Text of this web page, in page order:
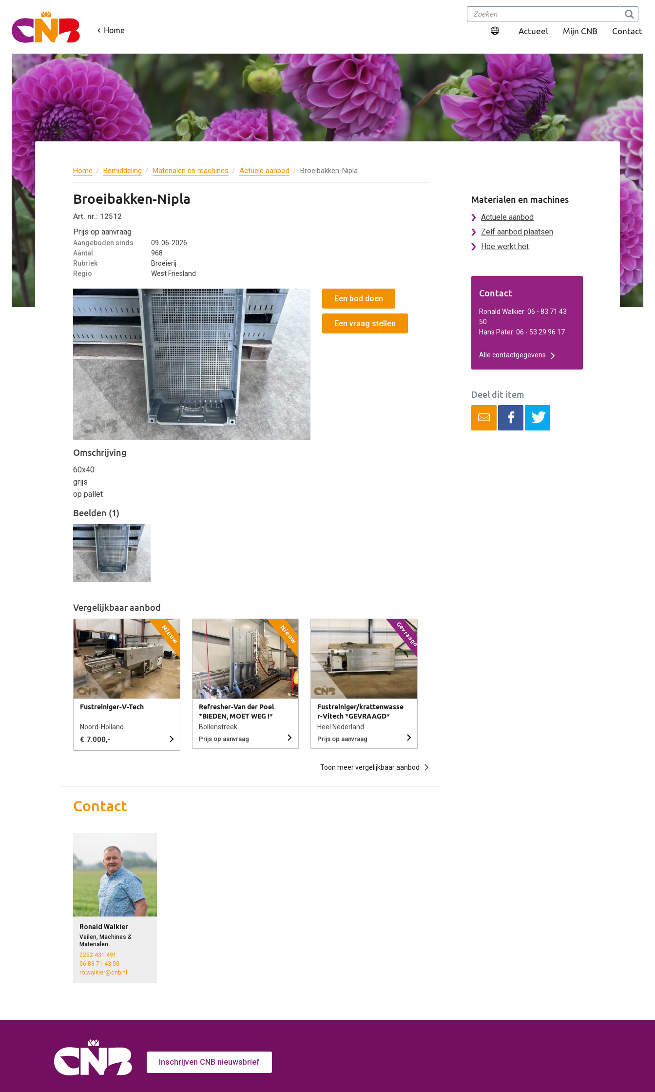
Home Actueel Mijn CNB Contact
Home Bemiddeling Materialen en machines Actuele aanbod Broeibakken-Nipla
Broeibakken-Nipla
Art. nr.: 12512
Prijs op aanvraag
Aangeboden sinds
09-06-2026
Aantal
968
Rubriek
Broeierij
Regio
West Friesland
Een bod doen
Een vraag stellen
Omschrijving
60x40
grijs
op pallet
Beelden (1)
Vergelijkbaar aanbod
Nieuw
Fustreiniger-V-Tech
Noord-Holland
€ 7.000,-
Nieuw
Refresher-Van der Poel
*BIEDEN, MOET WEG !*
Bollenstreek
Prijs op aanvraag
Gevraagd
Fustreiniger/krattenwasse
r-Vitech *GEVRAAGD*
Heel Nederland
Prijs op aanvraag
Toon meer vergelijkbaar aanbod
Contact
Ronald Walkier
Veilen, Machines &
Materialen
0252 431 491
06 83 71 43 50
ro.walkier@cnb.nl
Materialen en machines
Actuele aanbod
Zelf aanbod plaatsen
Hoe werkt het
Contact
Ronald Walkier: 06 - 83 71 43
50
Hans Pater: 06 - 53 29 96 17
Alle contactgegevens
Deel dit item
Inschrijven CNB nieuwsbrief